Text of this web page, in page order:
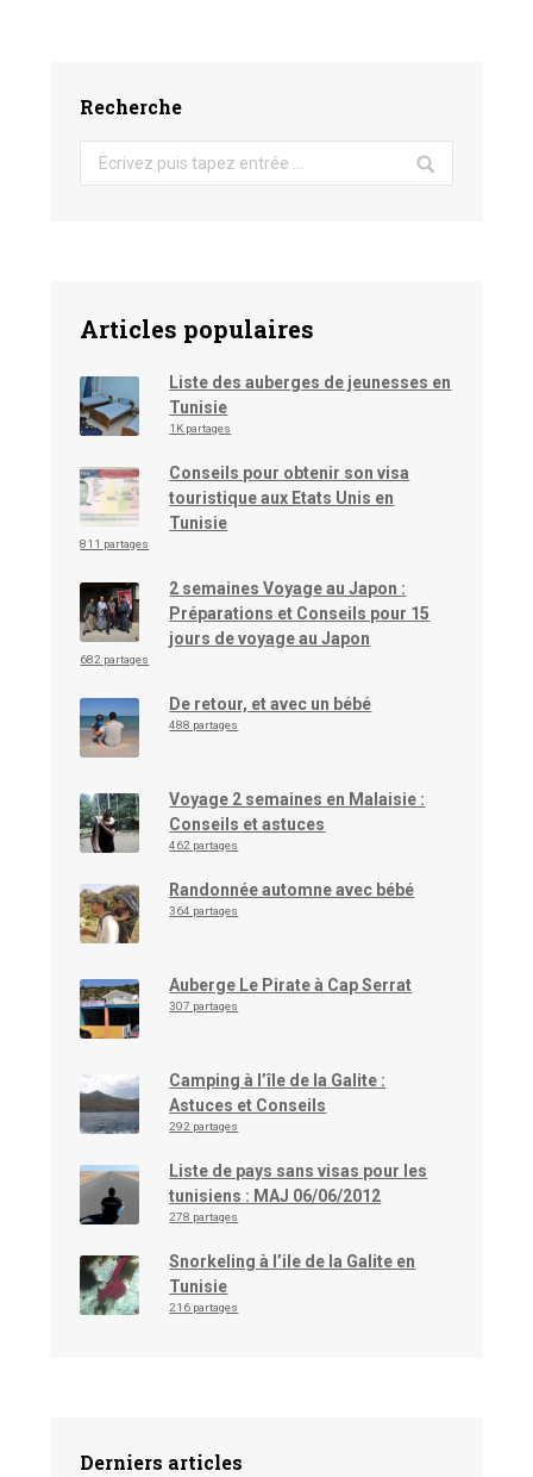
Recherche
Search:
Articles populaires
Liste des auberges de jeunesses en
Tunisie
1K partages
Conseils pour obtenir son visa
touristique aux Etats Unis en
Tunisie
811 partages
2 semaines Voyage au Japon :
Préparations et Conseils pour 15
jours de voyage au Japon
682 partages
De retour, et avec un bébé
488 partages
Voyage 2 semaines en Malaisie :
Conseils et astuces
462 partages
Randonnée automne avec bébé
364 partages
Auberge Le Pirate à Cap Serrat
307 partages
Camping à l’île de la Galite :
Astuces et Conseils
292 partages
Liste de pays sans visas pour les
tunisiens : MAJ 06/06/2012
278 partages
Snorkeling à l’ile de la Galite en
Tunisie
216 partages
Derniers articles